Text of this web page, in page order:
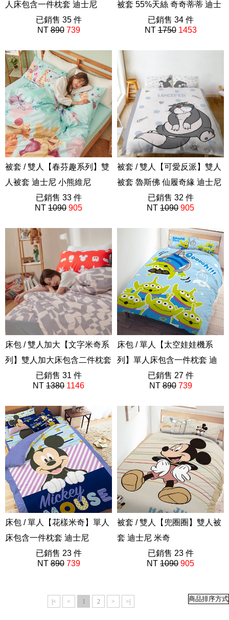
人床包含一件枕套 迪士尼
已銷售 35 件
NT890 739
被套 55%天絲 奇奇蒂蒂 迪士
ABF101
已銷售 34 件
NT1750 1453
被套 / 雙人【春芬趣系列】雙
人被套 迪士尼 小熊維尼
已銷售 33 件
NT 1090 905
被套 / 雙人【可愛反派】雙人
被套 魯斯佛 仙履奇緣 迪士尼
已銷售 32 件
NT 1090 905
床包 / 雙人加大【文字米奇系
列】雙人加大床包含二件枕套
ABE201
已銷售 31 件
NT 1380 1146
床包 / 單人【太空娃娃機系
列】單人床包含一件枕套 迪
士尼 三眼怪已銷售 27 件
NT890 739
床包 / 單人【花樣米奇】單人
床包含一件枕套 迪士尼
已銷售 23 件
NT890 739
被套 / 雙人【兜圈圈】雙人被
套 迪士尼 米奇
已銷售 23 件
NT 1090 905
|< < 1 2 > >|